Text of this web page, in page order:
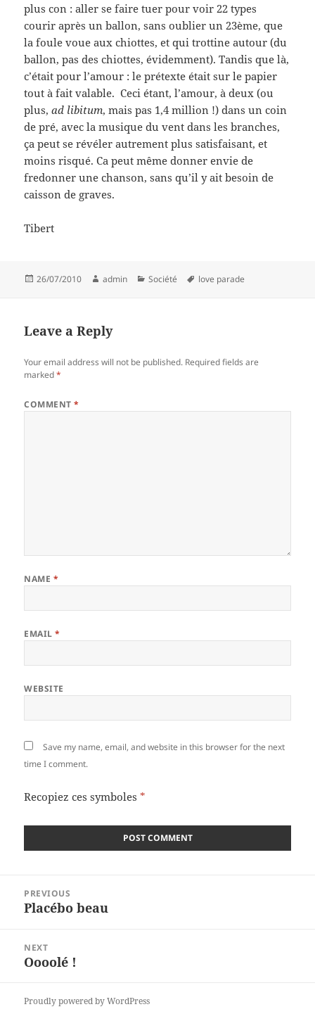
plus con : aller se faire tuer pour voir 22 types
courir après un ballon, sans oublier un 23ème, que
la foule voue aux chiottes, et qui trottine autour (du
ballon, pas des chiottes, évidemment). Tandis que là,
c’était pour l’amour : le prétexte était sur le papier
tout à fait valable. Ceci étant, l’amour, à deux (ou
plus,ad libitum, mais pas 1,4 million !) dans un coin
de pré, avec la musique du vent dans les branches,
ça peut se révéler autrement plus satisfaisant, et
moins risqué. Ca peut même donner envie de
fredonner une chanson, sans qu’il y ait besoin de
caisson de graves.
Tibert
Posted
26/07/2010 Author
admin Categories
Société Tags
love parade
Leave a Reply
Your email address will not be published. Required fields are
marked*
COMMENT*
NAME *
EMAIL*
WEBSITE
Save my name, email, and website in this browser for the next
time I comment.
Recopiez ces symboles *
navigation
PREVIOUS
Previous
Placébo beau
NEXT
Next
Oooolé !
Proudly powered by WordPress